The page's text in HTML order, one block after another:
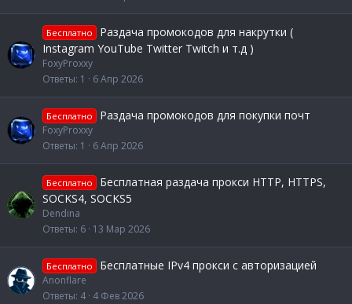
Бесплатно
Раздача промокодов для накрутки (
Instagram YouTube Twitter Twitch и т.д )
FoxyProxxy
Ответы 1 6 Апр 2026
Бесплатно Раздача промокодов для покупки почт
FoxyProxxy
Ответы 1 6 Апр 2026
Бесплатно
Бесплатная раздача прокси HTTP, HTTPS,
SOCKS4, SOCKS5
Dendina
Ответы 6 13 Мар 2026
Бесплатно Бесплатные IPv4 прокси с авторизацией
Anonflare
Ответы 4 4 Фев 2026